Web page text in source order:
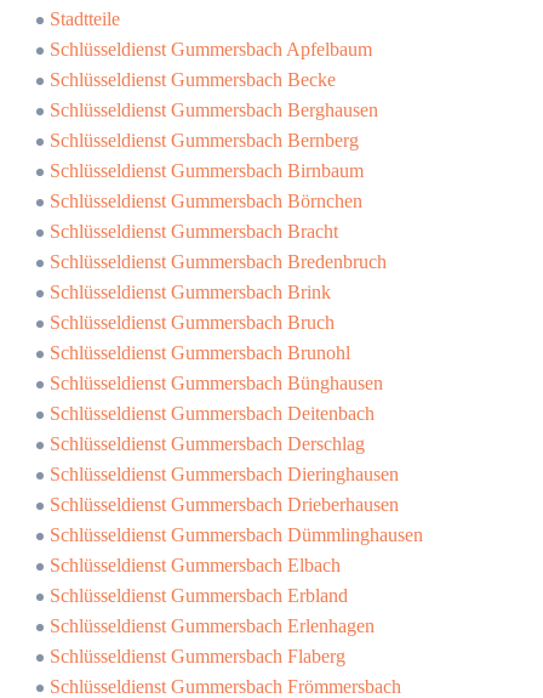
Stadtteile
Schlüsseldienst Gummersbach Apfelbaum
Schlüsseldienst Gummersbach Becke
Schlüsseldienst Gummersbach Berghausen
Schlüsseldienst Gummersbach Bernberg
Schlüsseldienst Gummersbach Birnbaum
Schlüsseldienst Gummersbach Börnchen
Schlüsseldienst Gummersbach Bracht
Schlüsseldienst Gummersbach Bredenbruch
Schlüsseldienst Gummersbach Brink
Schlüsseldienst Gummersbach Bruch
Schlüsseldienst Gummersbach Brunohl
Schlüsseldienst Gummersbach Bünghausen
Schlüsseldienst Gummersbach Deitenbach
Schlüsseldienst Gummersbach Derschlag
Schlüsseldienst Gummersbach Dieringhausen
Schlüsseldienst Gummersbach Drieberhausen
Schlüsseldienst Gummersbach Dümmlinghausen
Schlüsseldienst Gummersbach Elbach
Schlüsseldienst Gummersbach Erbland
Schlüsseldienst Gummersbach Erlenhagen
Schlüsseldienst Gummersbach Flaberg
Schlüsseldienst Gummersbach Frömmersbach